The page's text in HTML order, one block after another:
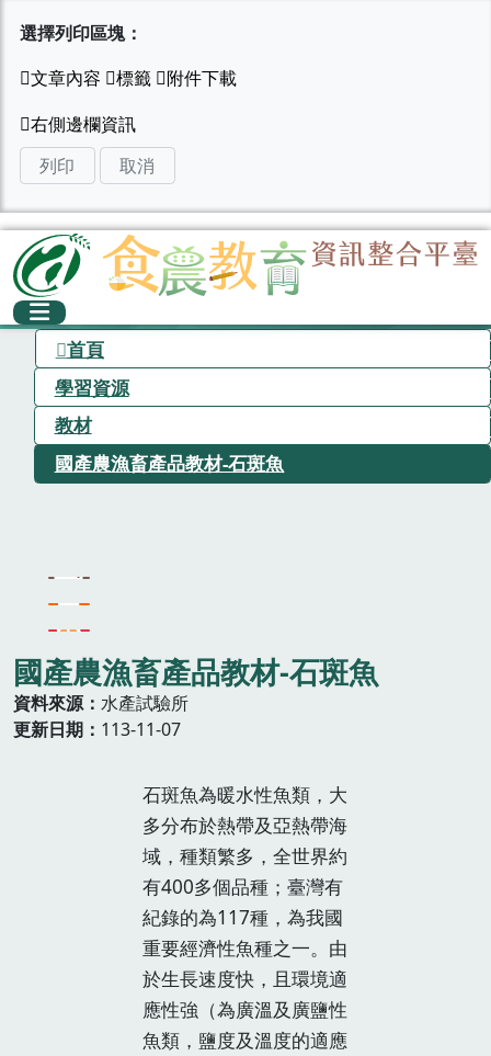
選擇列印區塊：
列印 取消
首頁
學習資源
教材
國產農漁畜產品教材-石斑魚
國產農漁畜產品教材-石斑魚
資料來源
水產試驗所
更新日期
113-11-07
石斑魚為暖水性魚類，大
多分布於熱帶及亞熱帶海
域，種類繁多，全世界約
有400多個品種；臺灣有
紀錄的為117種，為我國
重要經濟性魚種之一。由
於生長速度快，且環境適
應性強（為廣溫及廣鹽性
魚類，鹽度及溫度的適應